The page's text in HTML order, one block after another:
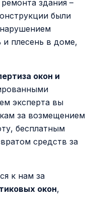
здания –
были
и плесень в доме,
окон и
эксперта вы
за возмещением
бесплатным
средств за
к нам за
окон,